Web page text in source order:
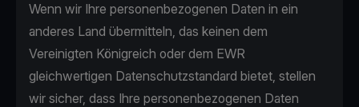
Wenn wir Ihre personenbezogenen Daten in ein
anderes Land übermitteln, das keinen dem
Vereinigten Königreich oder dem EWR
gleichwertigen Datenschutzstandard bietet, stellen
wir sicher, dass Ihre personenbezogenen Daten